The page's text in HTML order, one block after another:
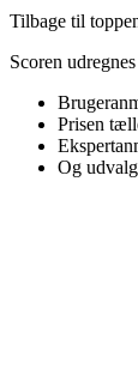
Tilbage til
Scoren
Prisen
Og